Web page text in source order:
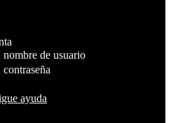
nombre de usuario
contraseña
ayuda